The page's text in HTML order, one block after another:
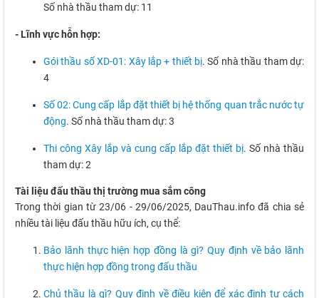
Số nhà thầu tham dự: 11
- Lĩnh vực hỗn hợp:
Gói thầu số XD-01: Xây lắp + thiết bị. Số nhà thầu tham dự:
4
Số 02: Cung cấp lắp đặt thiết bị hệ thống quan trắc nước tự
động. Số nhà thầu tham dự: 3
Thi công Xây lắp và cung cấp lắp đặt thiết bị. Số nhà thầu
tham dự: 2
Tài liệu đấu thầu thị trường mua sắm công
Trong thời gian từ 23/06 - 29/06/2025, DauThau.info đã chia sẻ
nhiều tài liệu đấu thầu hữu ích, cụ thể:
Bảo lãnh thực hiện hợp đồng là gì? Quy định về bảo lãnh
thực hiện hợp đồng trong đấu thầu
Chủ thầu là gì? Quy định về điều kiện để xác định tư cách